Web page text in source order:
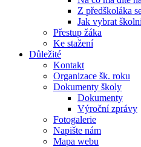
Z předškoláka
Jak vybrat
Přestup žáka
Ke stažení
Důležité
Kontakt
Organizace šk. roku
Dokumenty školy
Dokumenty
Výroční zprávy
Fotogalerie
Napište nám
Mapa webu